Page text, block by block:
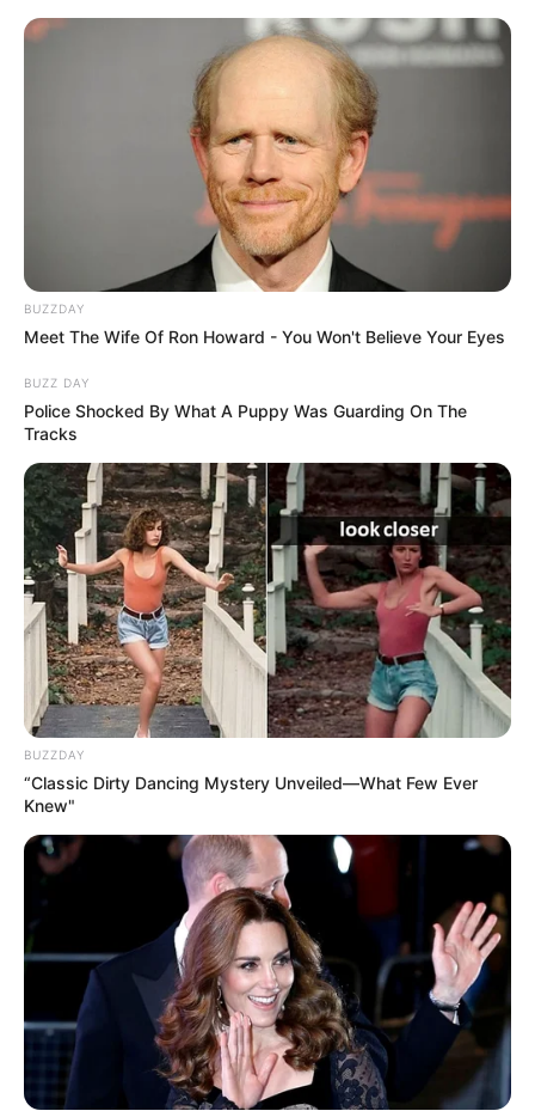
BUZZDAY
Meet The Wife Of Ron Howard - You Won't Believe Your Eyes
BUZZ DAY
Police Shocked By What A Puppy Was Guarding On The
Tracks
BUZZDAY
“Classic Dirty Dancing Mystery Unveiled—What Few Ever
Knew"